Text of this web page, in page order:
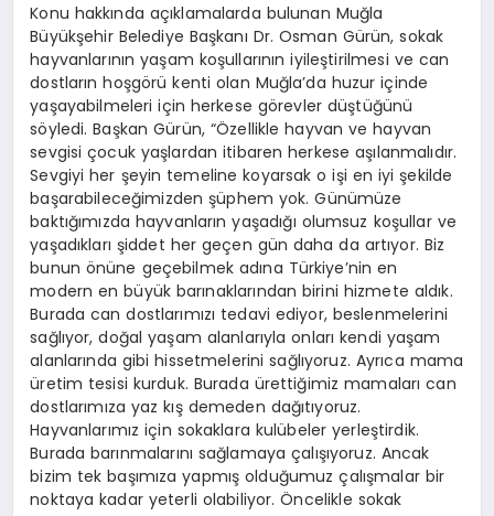
Konu hakkında açıklamalarda bulunan Muğla
Büyükşehir Belediye Başkanı Dr. Osman Gürün, sokak
hayvanlarının yaşam koşullarının iyileştirilmesi ve can
dostların hoşgörü kenti olan Muğla’da huzur içinde
yaşayabilmeleri için herkese görevler düştüğünü
söyledi. Başkan Gürün, “Özellikle hayvan ve hayvan
sevgisi çocuk yaşlardan itibaren herkese aşılanmalıdır.
Sevgiyi her şeyin temeline koyarsak o işi en iyi şekilde
başarabileceğimizden şüphem yok. Günümüze
baktığımızda hayvanların yaşadığı olumsuz koşullar ve
yaşadıkları şiddet her geçen gün daha da artıyor. Biz
bunun önüne geçebilmek adına Türkiye’nin en
modern en büyük barınaklarından birini hizmete aldık.
Burada can dostlarımızı tedavi ediyor, beslenmelerini
sağlıyor, doğal yaşam alanlarıyla onları kendi yaşam
alanlarında gibi hissetmelerini sağlıyoruz. Ayrıca mama
üretim tesisi kurduk. Burada ürettiğimiz mamaları can
dostlarımıza yaz kış demeden dağıtıyoruz.
Hayvanlarımız için sokaklara kulübeler yerleştirdik.
Burada barınmalarını sağlamaya çalışıyoruz. Ancak
bizim tek başımıza yapmış olduğumuz çalışmalar bir
noktaya kadar yeterli olabiliyor. Öncelikle sokak